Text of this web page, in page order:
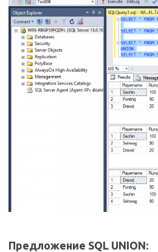
Предложение SQL UNION: